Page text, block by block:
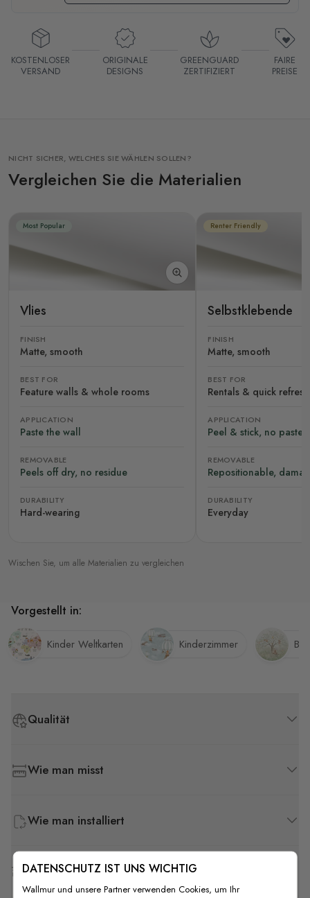
KOSTENLOSER
VERSAND
ORIGINALE
DESIGNS
GREENGUARD
ZERTIFIZIERT
FAIRE
PREISE
NICHT SICHER, WELCHES SIE WÄHLEN SOLLEN?
Vergleichen Sie die Materialien
Most Popular
Vlies
FINISH
Matte, smooth
BEST FOR
Feature walls & whole rooms
APPLICATION
Paste the wall
REMOVABLE
Peels off dry, no residue
DURABILITY
Hard-wearing
Renter Friendly
Selbstklebende
FINISH
Matte, smooth
BEST FOR
Rentals & quick
APPLICATION
Peel & stick, no paste
REMOVABLE
Repositionable,
DURABILITY
Everyday
Wischen Sie, um alle Materialien zu vergleichen
Qualität
Wie man misst
Wie man installiert
Versand & Rückgabe
Vorgestellt in:
Kinder Weltkarten Kinderzimmer
DATENSCHUTZ IST UNS WICHTIG
Wallmur und unsere Partner verwenden Cookies, um Ihr